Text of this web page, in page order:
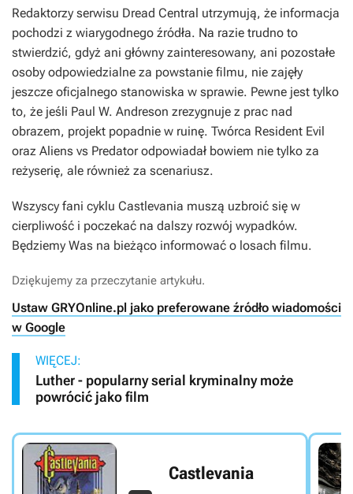
Redaktorzy serwisu Dread Central utrzymują, że informacja
pochodzi z wiarygodnego źródła. Na razie trudno to
stwierdzić, gdyż ani główny zainteresowany, ani pozostałe
osoby odpowiedzialne za powstanie filmu, nie zajęły
jeszcze oficjalnego stanowiska w sprawie. Pewne jest tylko
to, że jeśli Paul W. Andreson zrezygnuje z prac nad
obrazem, projekt popadnie w ruinę. Twórca Resident Evil
oraz Aliens vs Predatorodpowiadał bowiem nie tylko za
reżyserię, ale również za scenariusz.
Wszyscy fani cyklu Castlevania muszą uzbroić się w
cierpliwość i poczekać na dalszy rozwój wypadków.
Będziemy Was na bieżąco informować o losach filmu.
Dziękujemy za przeczytanie artykułu.
Ustaw GRYOnline.pl jako preferowane źródło wiadomości
w Google
WIĘCEJ:
Luther - popularny serial kryminalny może
powrócić jako film
Castlevania